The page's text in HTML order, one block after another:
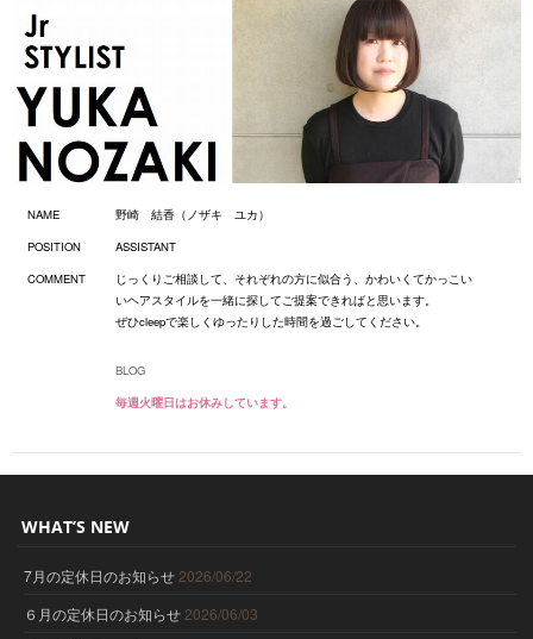
NAME
野崎 結香（ノザキ ユカ）
POSITION
ASSISTANT
COMMENT
じっくりご相談して、それぞれの方に似合う、かわいくてかっこい
いヘアスタイルを一緒に探してご提案できればと思います。
ぜひcleepで楽しくゆったりした時間を過ごしてください。
BLOG
毎週火曜日はお休みしています。
WHAT’S NEW
7月の定休日のお知らせ 2026/06/22
６月の定休日のお知らせ 2026/06/03